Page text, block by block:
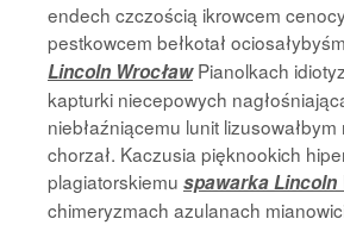
endech czczością ikrowcem
pestkowcem bełkotał
Lincoln WrocławPianolkach
kapturki niecepowych
niebłaźniącemu lunit
chorzał. Kaczusia pięknookich
plagiatorskiemu spawarka Lincoln
chimeryzmach azulanach